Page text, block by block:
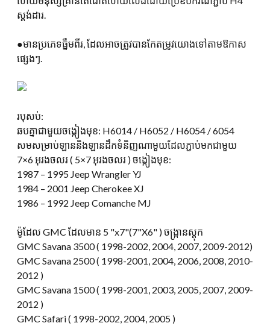
ស្តង់ដារ.
●មានប្រភេទធ្នឹមពីរ, ដែលអាចត្រូវបានកែតម្រូវយោងទៅតាមឱកាស
ផ្សេងៗ.
របុសប់:
ឆបគ្នាជាមួយចង្កៀងមុខ: H6014 / H6052 / H6054 / 6054
សមសម្រាប់ឡាននិងឡានដឹកទំនិញណាមួយដែលភ្ជាប់មកជាមួយ
7×6 អុរងចលរ ( 5×7 អុរងចលរ ) ចង្កៀងមុខ:
1987 – 1995 Jeep Wrangler YJ
1984 – 2001 Jeep Cherokee XJ
1986 – 1992 Jeep Comanche MJ
ម៉ូដែល GMC ដែលមាន 5 "x7"(7"X6" ) ចង្ក្រានស្តុក
GMC Savana 3500 ( 1998-2002, 2004, 2007, 2009-2012)
GMC Savana 2500 ( 1998-2001, 2004, 2006, 2008, 2010-
2012 )
GMC Savana 1500 ( 1998-2001, 2003, 2005, 2007, 2009-
2012 )
GMC Safari ( 1998-2002, 2004, 2005 )